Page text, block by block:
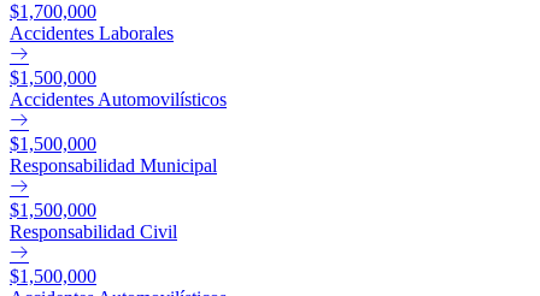
$1,700,000
Accidentes Laborales
$1,500,000
Accidentes Automovilísticos
$1,500,000
Responsabilidad Municipal
$1,500,000
Responsabilidad Civil
$1,500,000